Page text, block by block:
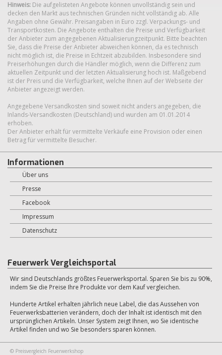
Hinweis: Die aufgelisteten Angebote können unvollständig sein und
decken den Markt aus technischen Gründen nicht vollständig ab. Alle
Angaben ohne Gewähr. Preisangaben in Euro zzgl. Verpackungs- und
Transportkosten. Die Angebote enthalten die Preise und Verfügbarkeit
der Anbieter zum angegebenen Aktualisierungzeitpunkt. Bitte beachten
Sie, dass die Preise der Anbieter abweichen können, da es technisch
nicht möglich ist, die Preise in Echtzeit abzubilden. Insbesondere sind
Preiserhöhungen durch die Händler möglich, wenn die Differenz zum
aktuellen Zeitpunkt und der letzten Aktualisierung hoch ist. Maßgebend
ist der Preis und die Verfügbarkeit, welche Ihnen auf der Webseite der
Anbieter angezeigt werden.
Angegebene Versandkosten sind soweit nicht anders angegeben, die
Inlands-Versandkosten (Deutschland) und wurden am 01.01.2014
erhoben.
Der Anbieter erhält für vermittelte Verkäufe eine Provision oder einen
Betrag für vermittelte Besucher.
Informationen
Über uns
Presse
Facebook
Impressum
Datenschutz
Feuerwerk Vergleichsportal
Wir sind Deutschlands größtes Feuerwerksportal. Sparen Sie bis zu 90%,
indem Sie die Preise Ihre Produkte vor dem Kauf vergleichen.
Hunderte Artikel erhalten jährlich neue Label, die das Aussehen von
Feuerwerksbatterien verändern, doch der Inhalt ist identisch mit den
ursprünglichen Artikeln. Unser System zeigt Ihnen, wo Sie identische
Artikel finden und wo Sie besonders sparen können.
© Preisvergleich Feuerwerkshop